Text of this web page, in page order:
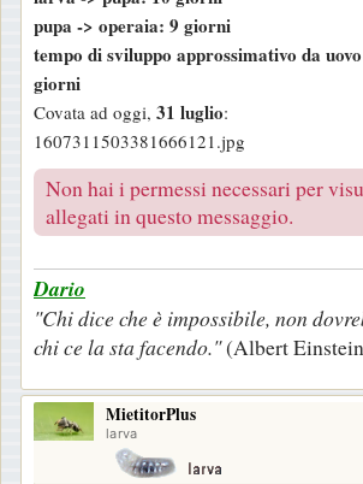
pupa -> operaia: 9 giorni
tempo di sviluppo approssimativo da
giorni
Covata ad oggi, 31 luglio:
1607311503381666121.jpg
Non hai i permessi necessari per
allegati in questo messaggio.
Dario
"Chi dice che è impossibile, non
chi ce la sta facendo."(Albert
MietitorPlus
larva